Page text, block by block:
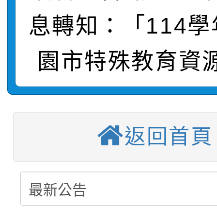
結果(第12招)
賽及師生本土語及新住
賽實施要點
轉知：「桃園市115學
比賽實施要點」
轉知：「115年金融知
動辦法」
轉知臺中市政府政風處
城市手牽手，綠能透明
畫影片一案
推廣本市公共運輸服務
屬員工、師生及家長
「我的減碳存摺2.0」
【選舉公告】本校115
評審委員會」及「教師
員會」之票選委員選舉
【甄選結果(第13招)】
學年度第1學期第7次代
【甄選結果(第5招)】
息轉知：「114
園市特殊教育資
返回首頁